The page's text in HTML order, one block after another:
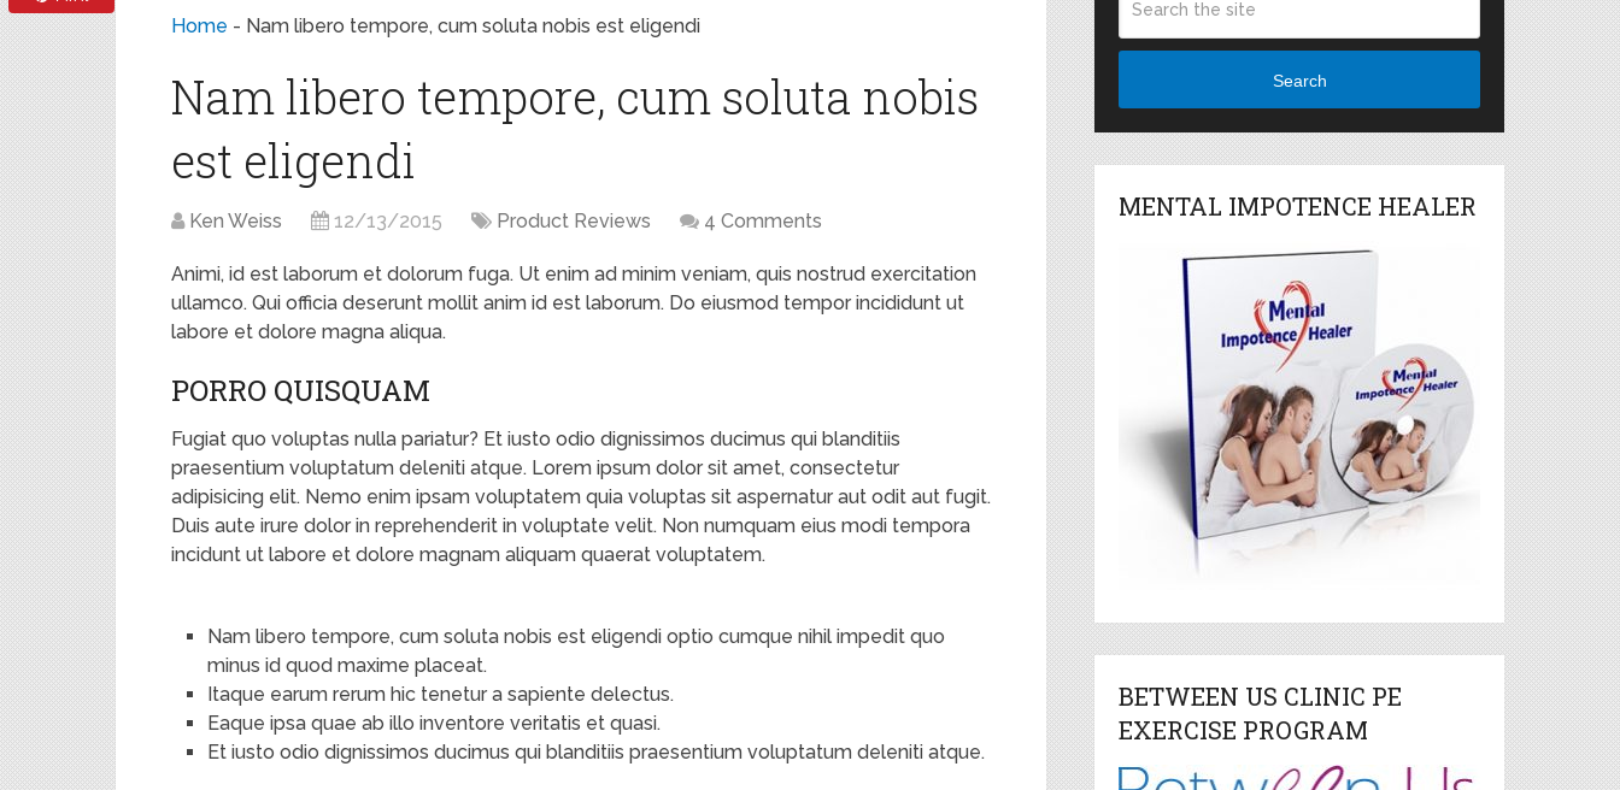
Home - Nam libero tempore, cum soluta nobis est eligendi
Nam libero tempore, cum soluta nobis
est eligendi
Ken Weiss 12/13/2015 Product Reviews 4 Comments
Animi, id est laborum et dolorum fuga. Ut enim ad minim veniam, quis nostrud exercitation
ullamco. Qui officia deserunt mollit anim id est laborum. Do eiusmod tempor incididunt ut
labore et dolore magna aliqua.
PORRO QUISQUAM
Fugiat quo voluptas nulla pariatur? Et iusto odio dignissimos ducimus qui blanditiis
praesentium voluptatum deleniti atque. Lorem ipsum dolor sit amet, consectetur
adipisicing elit. Nemo enim ipsam voluptatem quia voluptas sit aspernatur aut odit aut fugit.
Duis aute irure dolor in reprehenderit in voluptate velit. Non numquam eius modi tempora
incidunt ut labore et dolore magnam aliquam quaerat voluptatem.
Nam libero tempore, cum soluta nobis est eligendi optio cumque nihil impedit quo
minus id quod maxime placeat.
Itaque earum rerum hic tenetur a sapiente delectus.
Eaque ipsa quae ab illo inventore veritatis et quasi.
Et iusto odio dignissimos ducimus qui blanditiis praesentium voluptatum deleniti atque.
Search
MENTAL IMPOTENCE HEALER
BETWEEN US CLINIC PE
EXERCISE PROGRAM